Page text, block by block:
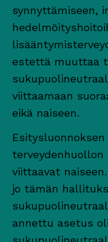
synnyttämiseen,
estettä muuttaa
viittaamaan
eikä naiseen.
Esitysluonnoksen
viittaavat
jo tämän
annettu asetus